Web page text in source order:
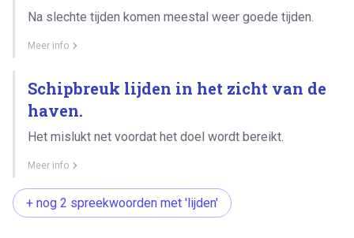
Na slechte tijden komen meestal weer goede tijden.
Meer info
Schipbreuk lijden in het zicht van de
haven.
Het mislukt net voordat het doel wordt bereikt.
Meer info
+ nog 2 spreekwoorden met 'lijden'